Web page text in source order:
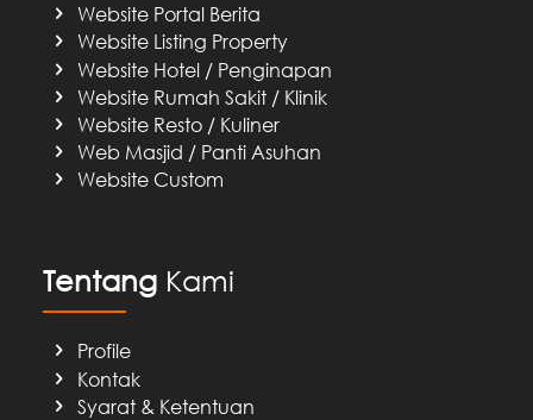
Website Portal Berita
Website Listing Property
Website Hotel / Penginapan
Website Rumah Sakit / Klinik
Website Resto / Kuliner
Web Masjid / Panti Asuhan
Website Custom
TentangKami
Profile
Kontak
Syarat & Ketentuan